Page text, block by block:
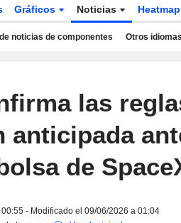
Gráficos Noticias Heatmap
noticias de componentes Otros idiomas
las
anticipada
de
- Modificado el 09/06/2026 a 01:04